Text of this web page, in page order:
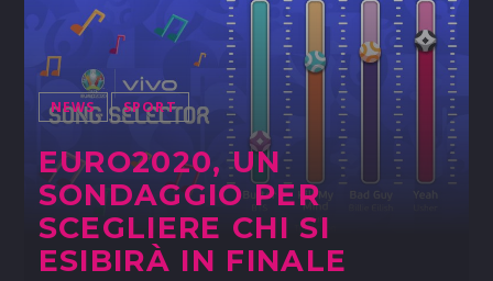
NEWS SPORT
EURO2020, UN
SONDAGGIO PER
SCEGLIERE CHI SI
ESIBIRÀ IN FINALE